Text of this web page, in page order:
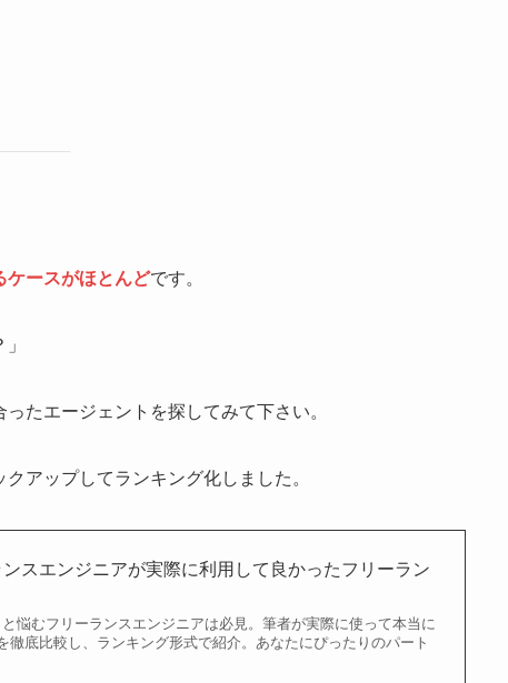
ースがほとんどです。
たエージェントを探してみて下さい。
アップしてランキング化しました。
ンスエンジニアが実際に利用して良かったフリーラン
悩むフリーランスエンジニアは必見。筆者が実際に使って本当に
徹底比較し、ランキング形式で紹介。あなたにぴったりのパート